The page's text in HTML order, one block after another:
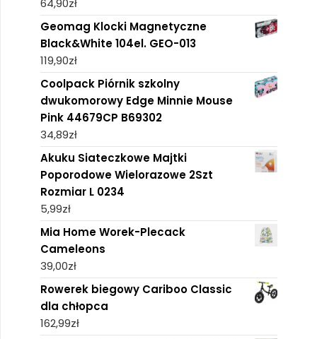
64,90zł
Geomag Klocki Magnetyczne
Black&White 104el. GEO-013
119,90zł
Coolpack Piórnik szkolny
dwukomorowy Edge Minnie Mouse
Pink 44679CP B69302
34,89zł
Akuku Siateczkowe Majtki
Poporodowe Wielorazowe 2Szt
Rozmiar L 0234
5,99zł
Mia Home Worek-Plecack
Cameleons
39,00zł
Rowerek biegowy Cariboo Classic
dla chłopca
162,99zł